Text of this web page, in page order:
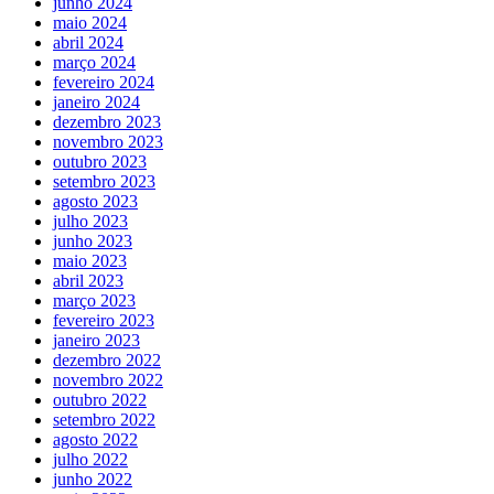
maio 2024
abril 2024
março 2024
fevereiro 2024
janeiro 2024
dezembro 2023
novembro 2023
outubro 2023
setembro 2023
agosto 2023
julho 2023
junho 2023
maio 2023
abril 2023
março 2023
fevereiro 2023
janeiro 2023
dezembro 2022
novembro 2022
outubro 2022
setembro 2022
agosto 2022
julho 2022
junho 2022